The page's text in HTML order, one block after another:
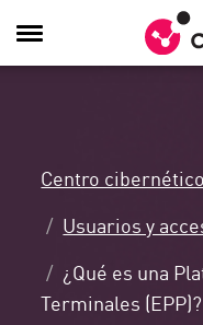
Alternar
navegación
Centro cibernético
Usuarios y
¿Qué es una
Terminales (EPP)?